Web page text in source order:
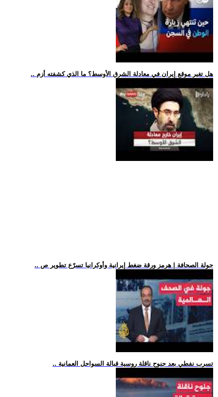
.. هل تغير موقع إيران في معادلة الشرق الأوسط؟ ما الذي كشفته أزم
.. جولة الصحافة | هرمز ورقة ضغط إيرانية وأوكرانيا تسرّع تطوير ص
.. تسرب نفطي بعد جنوح ناقلة روسية قبالة السواحل العمانية